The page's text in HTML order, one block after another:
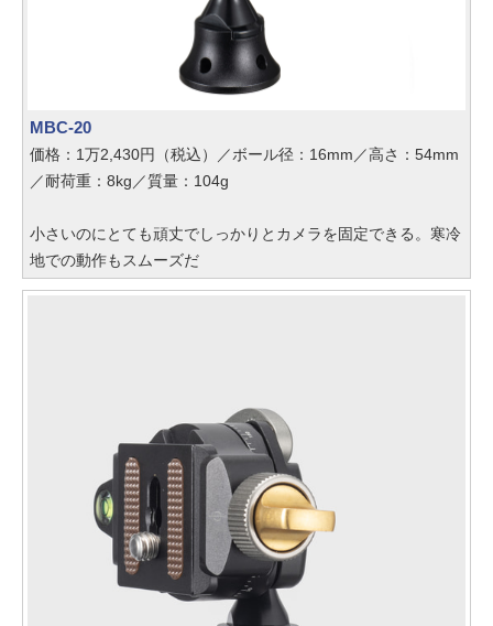
MBC-20
価格：1万2,430円（税込）／ボール径：16mm／高さ：54mm
／耐荷重：8kg／質量：104g
小さいのにとても頑丈でしっかりとカメラを固定できる。寒冷
地での動作もスムーズだ